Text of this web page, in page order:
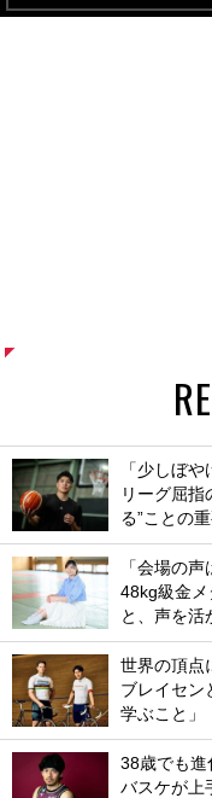
「少しぼ
リーグ屈指
る”ことの
「会場の
48kg級金メ
と、声を活
世界の頂点
ブレイセン
学ぶこと」
38歳でも進
バスケが上